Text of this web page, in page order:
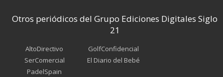
Otros periódicos del Grupo Ediciones Digitales Siglo
21
AltoDirectivo
SerComercial
PadelSpain
GolfConfidencial
El Diario del Bebé